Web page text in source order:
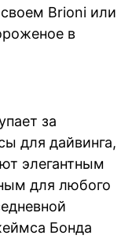
Brioni или
в
за
для дайвинга,
элегантным
для любого
Бонда